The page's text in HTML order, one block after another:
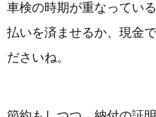
車検の時期が重なってい
払いを済ませるか、現金
ださいね。